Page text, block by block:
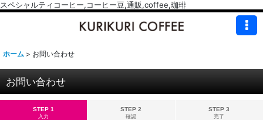
スペシャルティコーヒー,コーヒー豆,通販,coffee,珈琲
ホーム > お問い合わせ
お問い合わせ
STEP 1
入力
STEP 2
確認
STEP 3
完了